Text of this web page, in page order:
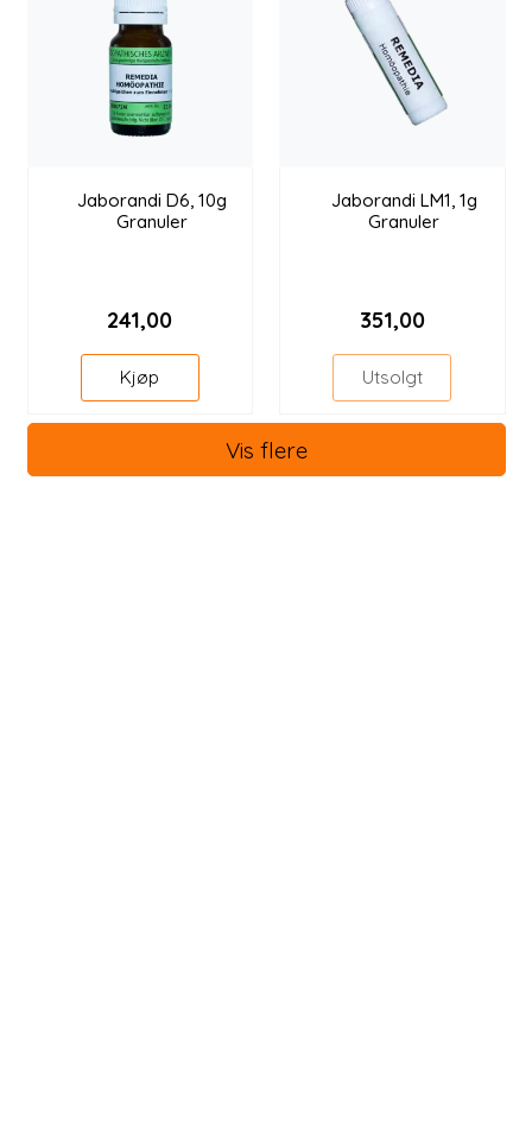
Jaborandi D6, 10g
Granuler
241,00
Kjøp
Jaborandi LM1, 1g
Granuler
351,00
Utsolgt
Vis flere